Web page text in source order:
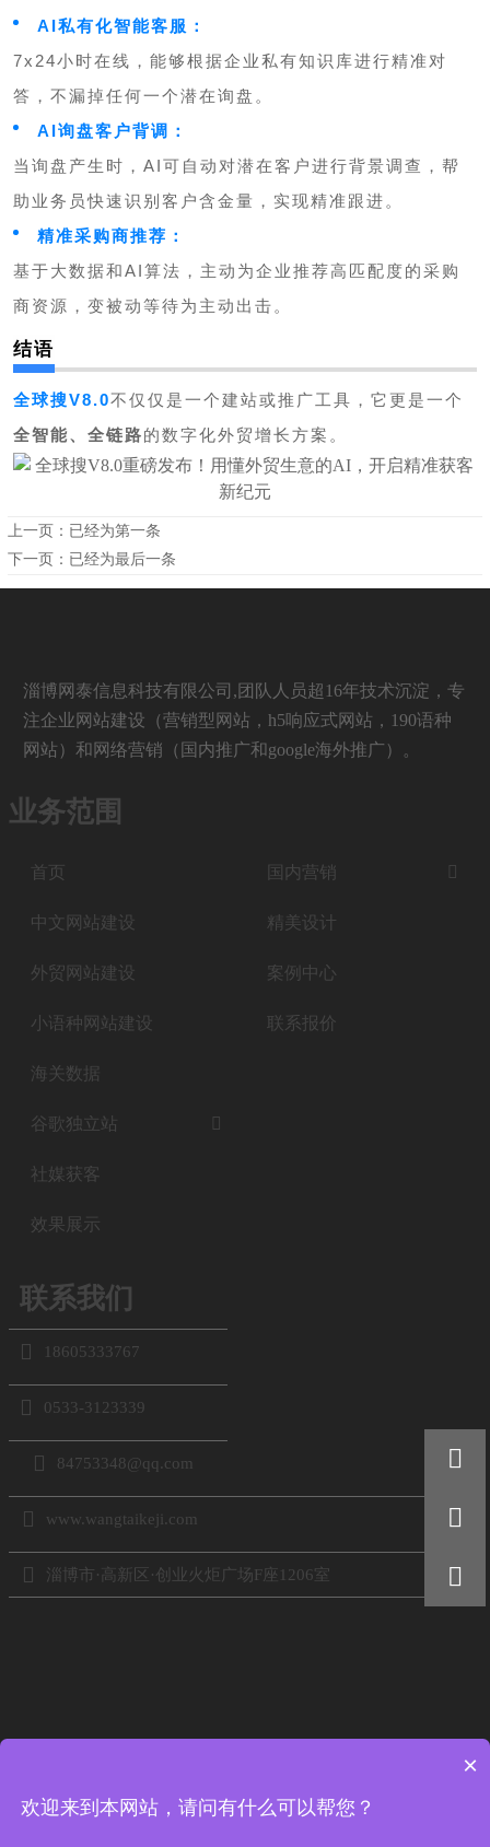
AI私有化智能客服：
7x24小时在线，能够根据企业私有知识库进行精准对
答，不漏掉任何一个潜在询盘。
AI询盘客户背调：
当询盘产生时，AI可自动对潜在客户进行背景调查，帮
助业务员快速识别客户含金量，实现精准跟进。
精准采购商推荐：
基于大数据和AI算法，主动为企业推荐高匹配度的采购
商资源，变被动等待为主动出击。
结语
全球搜V8.0不仅仅是一个建站或推广工具，它更是一个
全智能、全链路的数字化外贸增长方案。
上一页：已经为第一条
下一页：已经为最后一条
淄博网泰信息科技有限公司,团队人员超16年技术沉淀，专
注企业网站建设（营销型网站，h5响应式网站，190语种
网站）和网络营销（国内推广和google海外推广）。
业务范围
首页
中文网站建设
外贸网站建设
小语种网站建设
海关数据
谷歌独立站 
社媒获客
效果展示
国内营销 
精美设计
案例中心
联系报价
联系我们
 18605333767
 0533-3123339
 84753348@qq.com
 www.wangtaikeji.com
 淄博市·高新区·创业火炬广场F座1206室
电话：18605333767



×
欢迎来到本网站，请问有什么可以帮您？